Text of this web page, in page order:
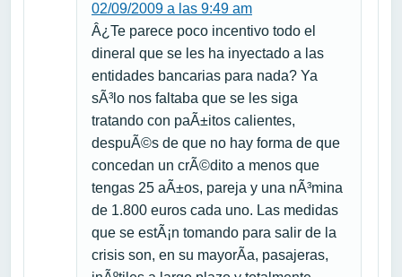
02/09/2009 a las 9:49 am
Â¿Te parece poco incentivo todo el
dineral que se les ha inyectado a las
entidades bancarias para nada? Ya
sÃ³lo nos faltaba que se les siga
tratando con paÃ±itos calientes,
despuÃ©s de que no hay forma de que
concedan un crÃ©dito a menos que
tengas 25 aÃ±os, pareja y una nÃ³mina
de 1.800 euros cada uno. Las medidas
que se estÃ¡n tomando para salir de la
crisis son, en su mayorÃ­a, pasajeras,